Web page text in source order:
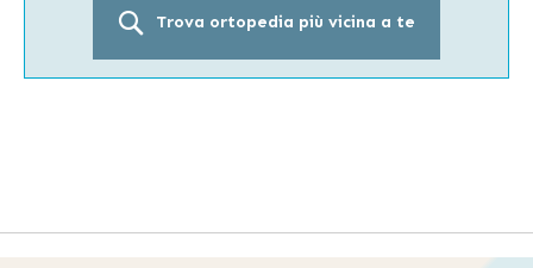
Trova ortopedia più vicina a te